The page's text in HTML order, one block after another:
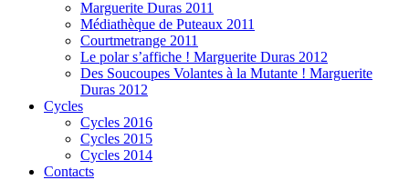
Marguerite Duras 2011
Médiathèque de Puteaux 2011
Courtmetrange 2011
Le polar s’affiche ! Marguerite Duras 2012
Des Soucoupes Volantes à la Mutante ! Marguerite
Duras 2012
Cycles
Cycles 2016
Cycles 2015
Cycles 2014
Contacts